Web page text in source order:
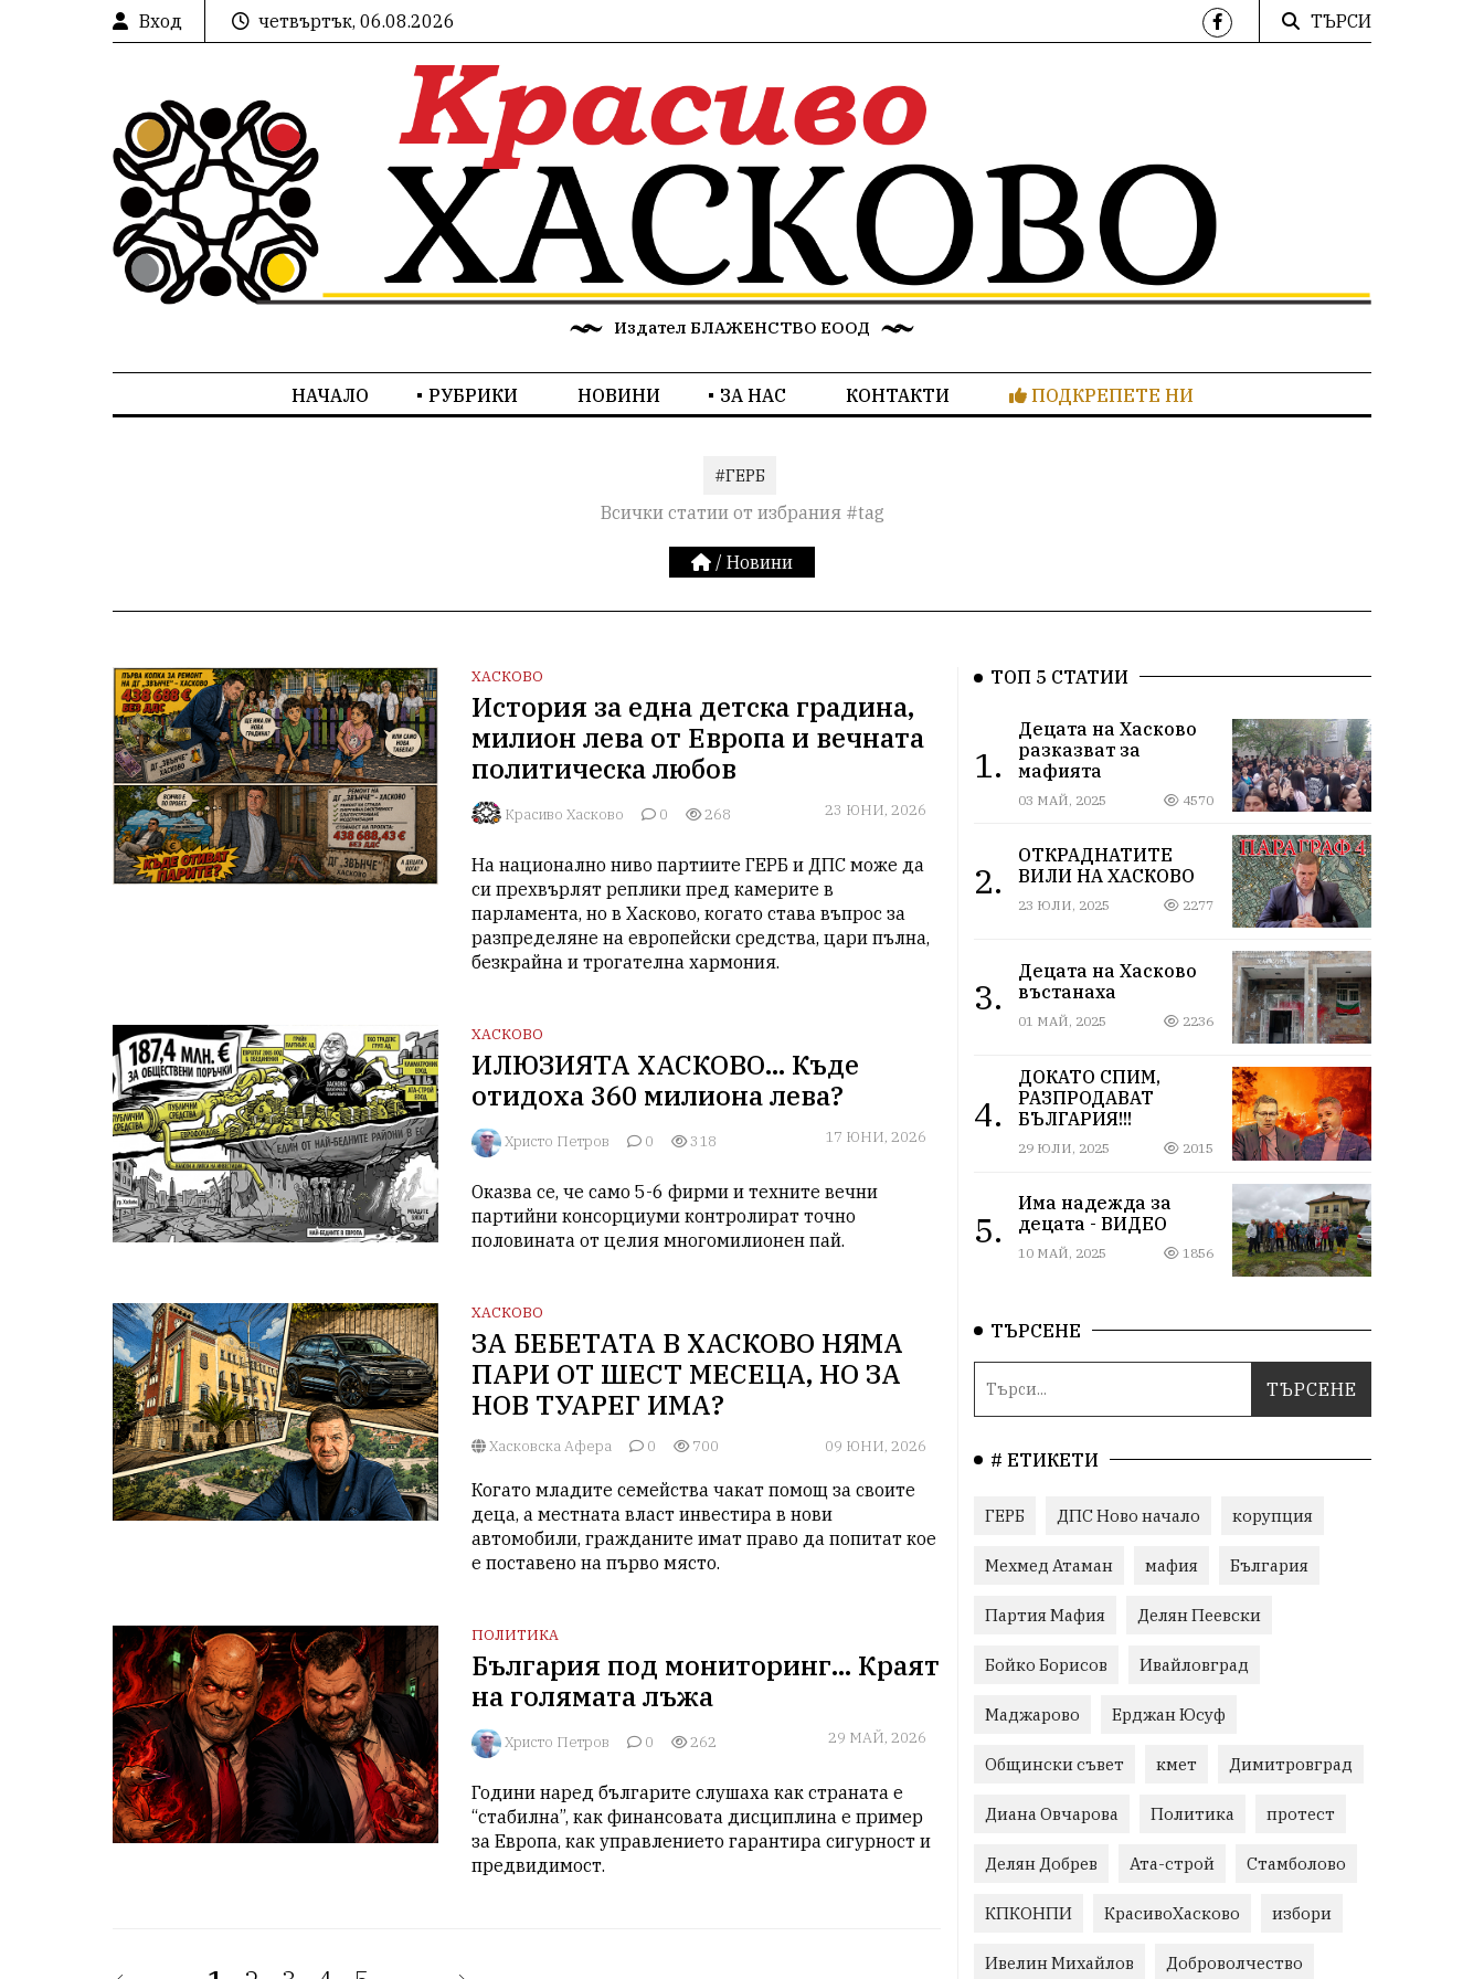
Вход четвъртък, 06.08.2026 ТЪРСИ
Издател БЛАЖЕНСТВО ЕООД
НАЧАЛО РУБРИКИ НОВИНИ ЗА НАС КОНТАКТИ ПОДКРЕПЕТЕ НИ
#ГЕРБ
Всички статии от избрания #tag
/ Новини
ХАСКОВО
История за една детска градина,
милион лева от Европа и вечната
политическа любов
Красиво Хасково 0 268 23 ЮНИ, 2026
На национално ниво партиите ГЕРБ и ДПС може да
си прехвърлят реплики пред камерите в
парламента, но в Хасково, когато става въпрос за
разпределяне на европейски средства, цари пълна,
безкрайна и трогателна хармония.
ХАСКОВО
ИЛЮЗИЯТА ХАСКОВО... Къде
отидоха 360 милиона лева?
Христо Петров 0 318 17 ЮНИ, 2026
Оказва се, че само 5-6 фирми и техните вечни
партийни консорциуми контролират точно
половината от целия многомилионен пай.
ХАСКОВО
ЗА БЕБЕТАТА В ХАСКОВО НЯМА
ПАРИ ОТ ШЕСТ МЕСЕЦА, НО ЗА
НОВ ТУАРЕГ ИМА?
Хасковска Афера 0 700 09 ЮНИ, 2026
Когато младите семейства чакат помощ за своите
деца, а местната власт инвестира в нови
автомобили, гражданите имат право да попитат кое
е поставено на първо място.
ПОЛИТИКА
България под мониторинг... Краят
на голямата лъжа
Христо Петров 0 262 29 МАЙ, 2026
Години наред българите слушаха как страната е
“стабилна”, как финансовата дисциплина е пример
за Европа, как управлението гарантира сигурност и
предвидимост.
ТОП 5 СТАТИИ
1.
Децата на Хасково
разказват за
мафията
03 МАЙ, 2025 4570
2.
ОТКРАДНАТИТЕ
ВИЛИ НА ХАСКОВО
23 ЮЛИ, 2025 2277
3.
Децата на Хасково
въстанаха
01 МАЙ, 2025 2236
4.
ДОКАТО СПИМ,
РАЗПРОДАВАТ
БЪЛГАРИЯ!!!
29 ЮЛИ, 2025 2015
5.
Има надежда за
децата - ВИДЕО
10 МАЙ, 2025 1856
ТЪРСЕНЕ
# ЕТИКЕТИ
ГЕРБ ДПС Ново начало корупция
Мехмед Атаман мафия България
Партия Мафия Делян Пеевски
Бойко Борисов Ивайловград
Маджарово Ерджан Юсуф
Общински съвет кмет Димитровград
Диана Овчарова Политика протест
Делян Добрев Ата-строй Стамболово
КПКОНПИ КрасивоХасково избори
Ивелин Михайлов Доброволчество